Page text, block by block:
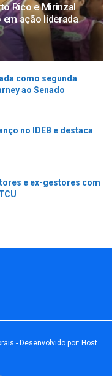
Rico e Mirinzal
ação liderada
como segunda
ao Senado
no IDEB e destaca
e ex-gestores com
- Desenvolvido por: Host